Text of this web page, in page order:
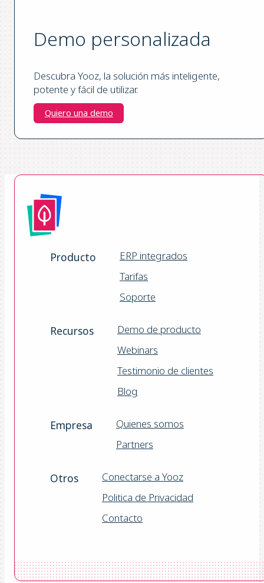
Demo personalizada
Descubra Yooz, la solución más inteligente,
potente y fácil de utilizar.
Quiero una demo
Producto
ERP integrados
Tarifas
Soporte
Recursos
Demo de producto
Webinars
Testimonio de clientes
Blog
Empresa
Quienes somos
Partners
Otros
Conectarse a Yooz
Politica de Privacidad
Contacto